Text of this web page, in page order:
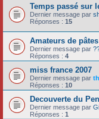
Temps passé sur
Dernier message par
Réponses : 15
Amateurs de pâtes
Dernier message par
Réponses : 4
miss france 2007
Dernier message par
Réponses : 10
Decouverte du
Dernier message par
Réponses : 1